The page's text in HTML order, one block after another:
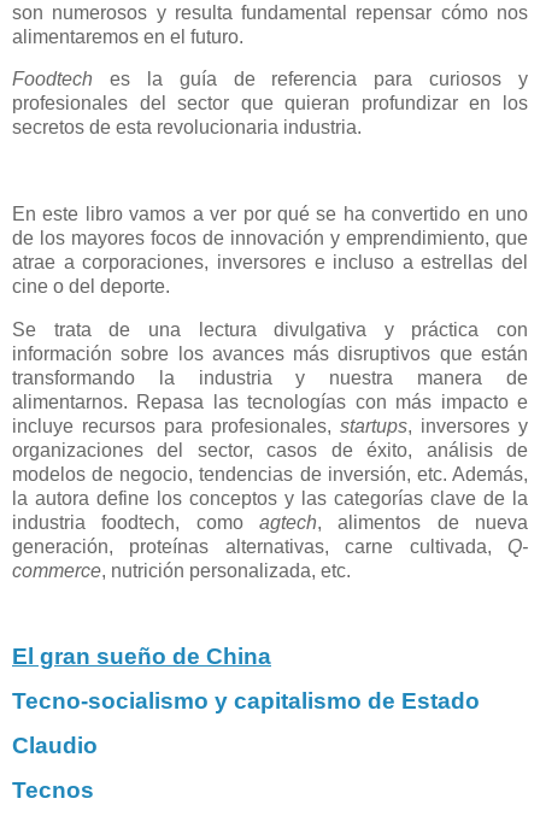
son numerosos y resulta fundamental repensar cómo nos
alimentaremos en el futuro.
Foodtech es la guía de referencia para curiosos y
profesionales del sector que quieran profundizar en los
secretos de esta revolucionaria industria.
En este libro vamos a ver por qué se ha convertido en uno
de los mayores focos de innovación y emprendimiento, que
atrae a corporaciones, inversores e incluso a estrellas del
cine o del deporte.
Se trata de una lectura divulgativa y práctica con
información sobre los avances más disruptivos que están
transformando la industria y nuestra manera de
alimentarnos. Repasa las tecnologías con más impacto e
incluye recursos para profesionales, startups, inversores y
organizaciones del sector, casos de éxito, análisis de
modelos de negocio, tendencias de inversión, etc. Además,
la autora define los conceptos y las categorías clave de la
industria foodtech, como agtech, alimentos de nueva
generación, proteínas alternativas, carne cultivada, Q-
commerce, nutrición personalizada, etc.
El gran sueño de China
Tecno-socialismo y capitalismo de Estado
Claudio
Tecnos